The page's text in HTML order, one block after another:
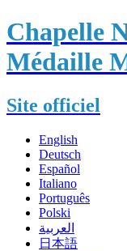
Chapelle
Médaille
Site officiel
English
Deutsch
Español
Italiano
Português
Polski
العربية
日本語